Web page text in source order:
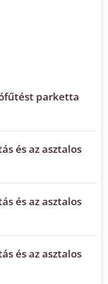
parketta
és az asztalos
és az asztalos
és az asztalos